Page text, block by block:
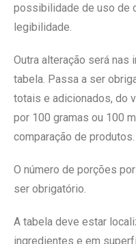
possibilidade de uso de
legibilidade.
Outra alteração será
tabela. Passa a ser
totais e adicionados, do
por 100 gramas ou 100
comparação de produtos.
O número de porções
ser obrigatório.
A tabela deve estar
ingredientes e em